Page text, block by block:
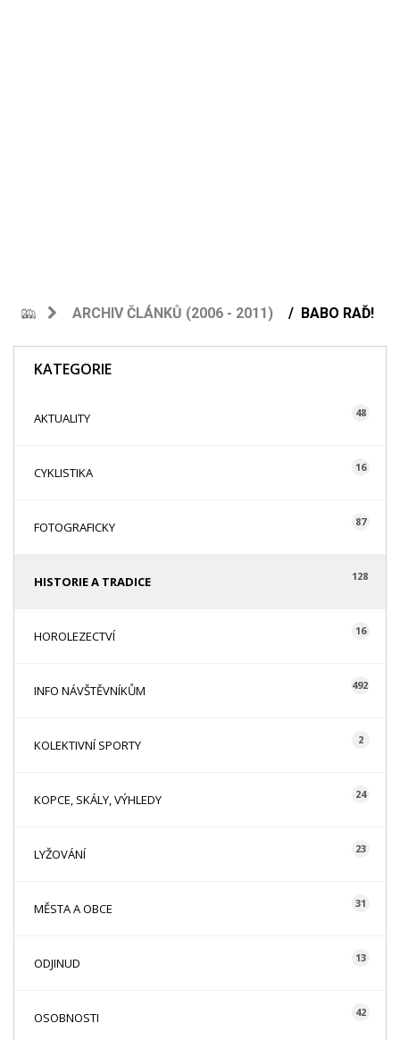
ARCHIV ČLÁNKŮ (2006 - 2011) BABO RAĎ!
KATEGORIE
AKTUALITY 48
CYKLISTIKA 16
FOTOGRAFICKY 87
HISTORIE A TRADICE 128
HOROLEZECTVÍ 16
INFO NÁVŠTĚVNÍKŮM 492
KOLEKTIVNÍ SPORTY 2
KOPCE, SKÁLY, VÝHLEDY 24
LYŽOVÁNÍ 23
MĚSTA A OBCE 31
ODJINUD 13
OSOBNOSTI 42